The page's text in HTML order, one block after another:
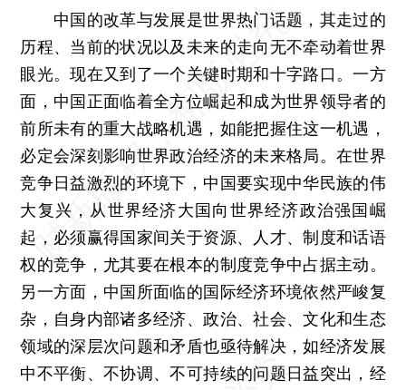
中国的改革与发展是世界热门话题，其走过的
历程、当前的状况以及未来的走向无不牵动着世界
眼光。现在又到了一个关键时期和十字路口。一方
面，中国正面临着全方位崛起和成为世界领导者的
前所未有的重大战略机遇，如能把握住这一机遇，
必定会深刻影响世界政治经济的未来格局。在世界
竞争日益激烈的环境下，中国要实现中华民族的伟
大复兴，从世界经济大国向世界经济政治强国崛
起，必须赢得国家间关于资源、人才、制度和话语
权的竞争，尤其要在根本的制度竞争中占据主动。
另一方面，中国所面临的国际经济环境依然严峻复
杂，自身内部诸多经济、政治、社会、文化和生态
领域的深层次问题和矛盾也亟待解决，如经济发展
中不平衡、不协调、不可持续的问题日益突出，经